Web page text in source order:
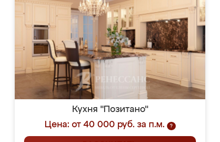
Кухня "Позитано"
Цена: от 40 000 руб. за п.м.
?